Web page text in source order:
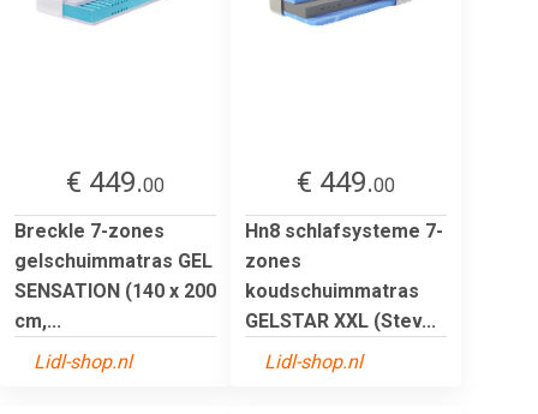
€ 449.00
Breckle 7-zones
gelschuimmatras GEL
SENSATION (140 x 200
cm,...
Lidl-shop.nl
€ 449.00
Hn8 schlafsysteme 7-
zones
koudschuimmatras
GELSTAR XXL (Stev...
Lidl-shop.nl